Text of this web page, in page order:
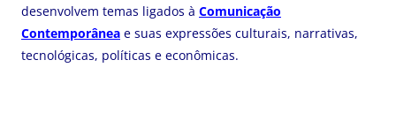
desenvolvem temas ligados à Comunicação
Contemporânea e suas expressões culturais, narrativas,
tecnológicas, políticas e econômicas.